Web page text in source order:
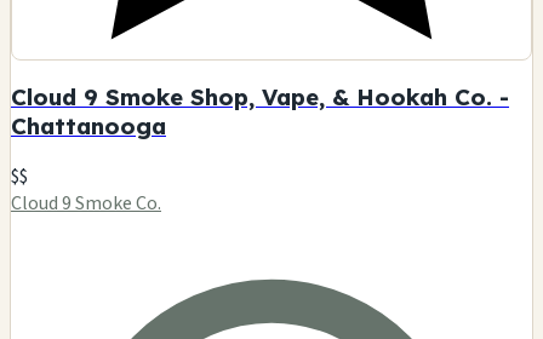
Cloud 9 Smoke Shop, Vape, & Hookah Co. -
Chattanooga
$$
Cloud 9 Smoke Co.